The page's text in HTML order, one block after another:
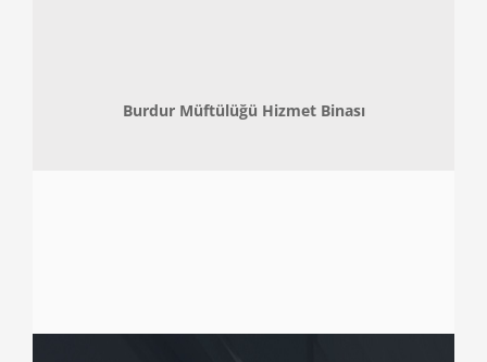
Burdur Müftülüğü Hizmet Binası